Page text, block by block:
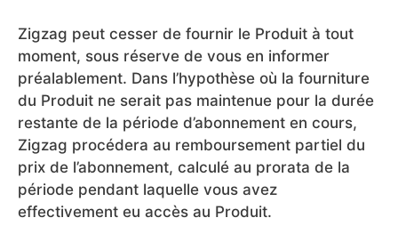
Zigzag peut cesser de fournir le Produit à tout
moment, sous réserve de vous en informer
préalablement. Dans l’hypothèse où la fourniture
du Produit ne serait pas maintenue pour la durée
restante de la période d’abonnement en cours,
Zigzag procédera au remboursement partiel du
prix de l’abonnement, calculé au prorata de la
période pendant laquelle vous avez
effectivement eu accès au Produit.